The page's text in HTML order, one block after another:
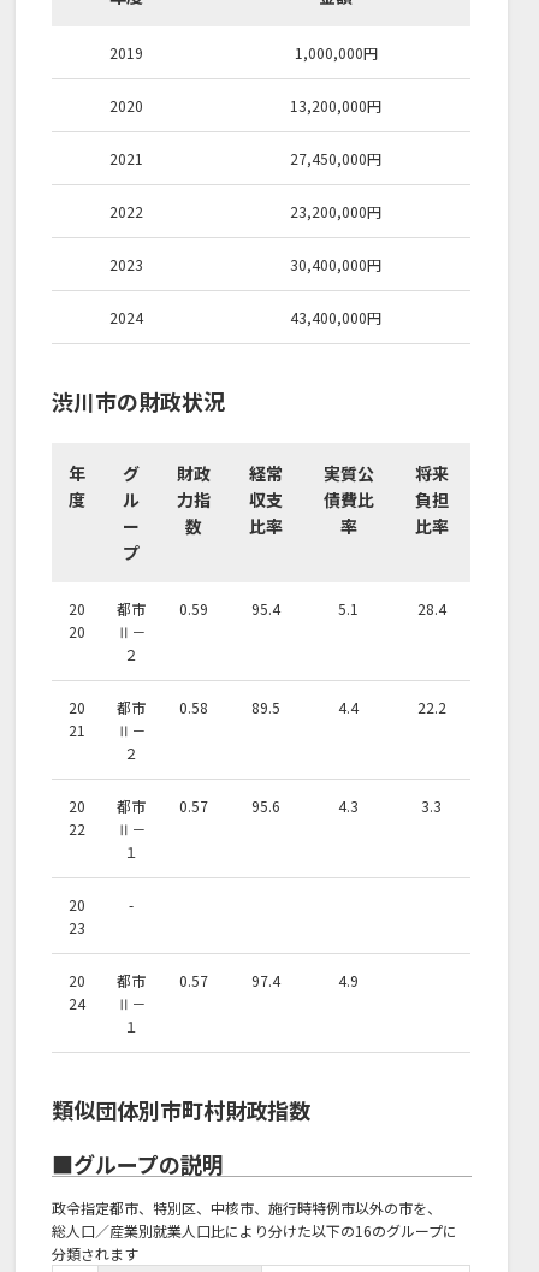
2019 1,000,000円
2020 13,200,000円
2021 27,450,000円
2022 23,200,000円
2023 30,400,000円
2024 43,400,000円
渋川市の財政状況
年
度
グ
ル
ー
プ
財政
力指
数
経常
収支
比率
実質公
債費比
率
将来
負担
比率
20
20
都市
Ⅱ－
２
0.59 95.4 5.1 28.4
20
21
都市
Ⅱ－
２
0.58 89.5 4.4 22.2
20
22
都市
Ⅱ－
１
0.57 95.6 4.3 3.3
20
23
-
20
24
都市
Ⅱ－
１
0.57 97.4 4.9
類似団体別市町村財政指数
■グループの説明
政令指定都市、特別区、中核市、施行時特例市以外の市を、
総人口／産業別就業人口比により分けた以下の16のグループに
分類されます